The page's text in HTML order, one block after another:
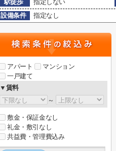
駅徒歩
指定しない
設備条件
指定なし
アパート
マンション
一戸建て
▼賃料
～
敷金・保証金なし
礼金・敷引なし
共益費・管理費込み